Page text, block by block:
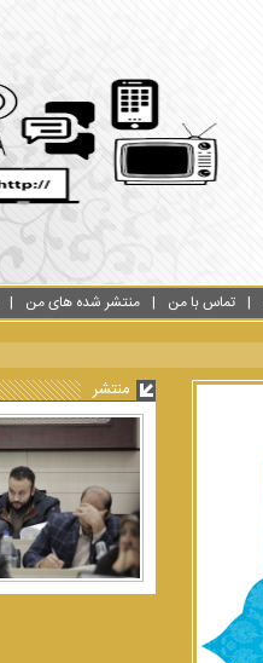
تماس با من منتشر شده های من
منتشر